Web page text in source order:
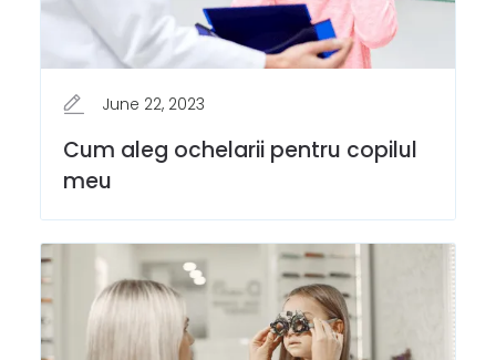
June 22, 2023
Cum aleg ochelarii pentru copilul
meu